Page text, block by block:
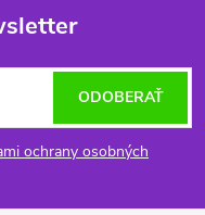
ochrany osobných
ODOBERAŤ